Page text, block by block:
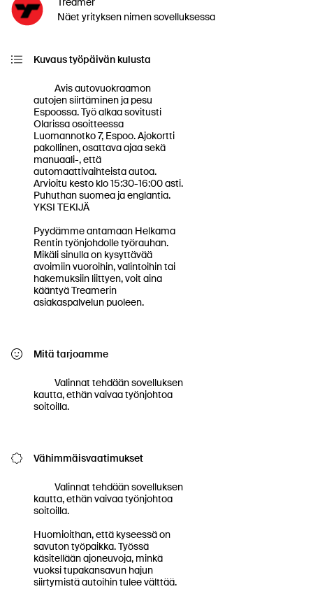
Näet yrityksen nimen sovelluksessa
Kuvaus työpäivän kulusta
autojen siirtäminen ja pesu
Espoossa. Työ alkaa sovitusti
Olarissa osoitteessa
Luomannotko 7, Espoo. Ajokortti
pakollinen, osattava ajaa sekä
manuaali-, että
automaattivaihteista autoa.
Arvioitu kesto klo 15:30-16:00 asti.
Puhuthan suomea ja englantia.
YKSI TEKIJÄ
Pyydämme antamaan Helkama
Rentin työnjohdolle työrauhan.
Mikäli sinulla on kysyttävää
avoimiin vuoroihin, valintoihin tai
hakemuksiin liittyen, voit aina
kääntyä Treamerin
asiakaspalvelun puoleen.
Mitä tarjoamme
kautta, ethän vaivaa työnjohtoa
soitoilla.
Vähimmäisvaatimukset
kautta, ethän vaivaa työnjohtoa
soitoilla.
Huomioithan, että kyseessä on
savuton työpaikka. Työssä
käsitellään ajoneuvoja, minkä
vuoksi tupakansavun hajun
siirtymistä autoihin tulee välttää.